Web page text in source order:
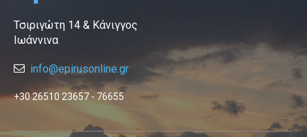
Τσιριγώτη 14 & Κάνιγγος
Ιωάννινα
info@epirusonline.gr
+30 26510 23657 - 76655